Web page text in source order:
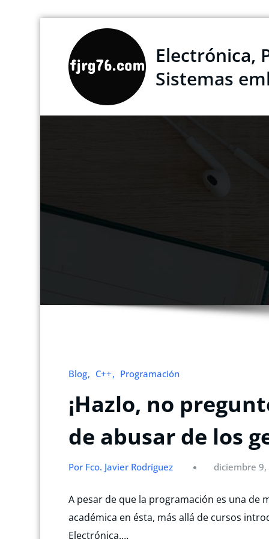
contenido
Electrónica,
Sistemas
Blog C++ Programación
¡Hazlo, no
de abusar de los
Por Fco. Javier Rodríguez diciembre 9,
A pesar de que la programación es una de
académica en ésta, más allá de cursos
Electrónica.…